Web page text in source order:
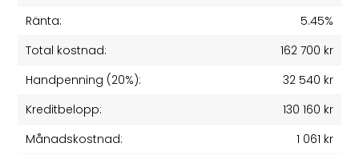
Ränta:
5.45%
Total kostnad:
162 700 kr
Handpenning (20%):
32 540 kr
Kreditbelopp:
130 160 kr
Månadskostnad:
1 061 kr